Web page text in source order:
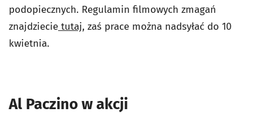
podopiecznych. Regulamin filmowych zmagań
znajdziecie tutaj, zaś prace można nadsyłać do 10
kwietnia.
Al Paczino w akcji